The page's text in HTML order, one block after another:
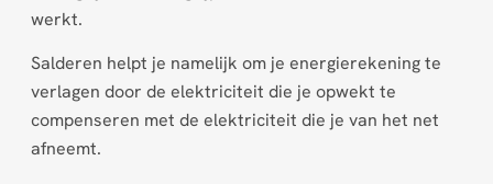
werkt.
Salderen helpt je namelijk om je energierekening te
verlagen door de elektriciteit die je opwekt te
compenseren met de elektriciteit die je van het net
afneemt.